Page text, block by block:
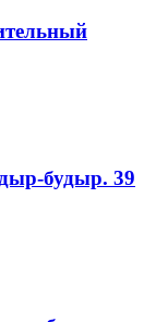
будыр. 39